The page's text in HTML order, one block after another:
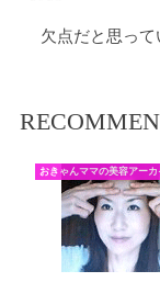
欠点だと思っ
おきゃんママの美容アーカ